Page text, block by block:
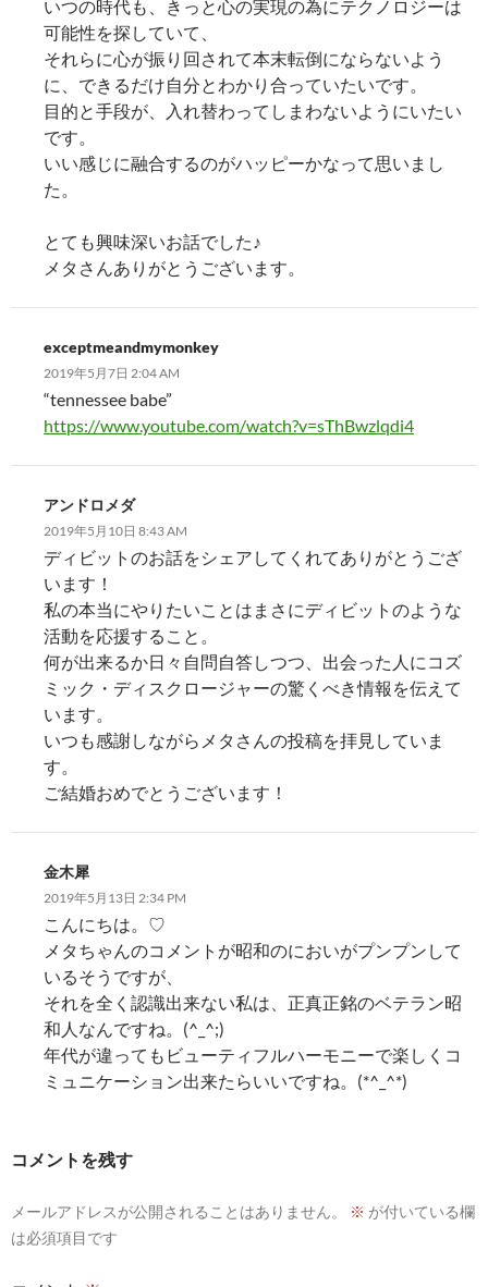
いつの時代も、きっと心の実現の為にテクノロジーは
可能性を探していて、
それらに心が振り回されて本末転倒にならないよう
に、できるだけ自分とわかり合っていたいです。
目的と手段が、入れ替わってしまわないようにいたい
です。
いい感じに融合するのがハッピーかなって思いまし
た。
とても興味深いお話でした♪
メタさんありがとうございます。
exceptmeandmymonkey
2019年5月7日 2:04 AM
“tennessee babe”
https://www.youtube.com/watch?v=sThBwzlqdi4
アンドロメダ
2019年5月10日 8:43 AM
ディビットのお話をシェアしてくれてありがとうござ
います！
私の本当にやりたいことはまさにディビットのような
活動を応援すること。
何が出来るか日々自問自答しつつ、出会った人にコズ
ミック・ディスクロージャーの驚くべき情報を伝えて
います。
いつも感謝しながらメタさんの投稿を拝見していま
す。
ご結婚おめでとうございます！
金木犀
2019年5月13日 2:34 PM
こんにちは。♡
メタちゃんのコメントが昭和のにおいがプンプンして
いるそうですが、
それを全く認識出来ない私は、正真正銘のベテラン昭
和人なんですね。(^_^;)
年代が違ってもビューティフルハーモニーで楽しくコ
ミュニケーション出来たらいいですね。(*^_^*)
コメントを残す
メールアドレスが公開されることはありません。 ※ が付いている欄
は必須項目です